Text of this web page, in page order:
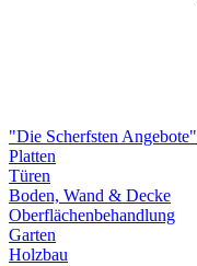
"Die Scherfsten Angebote"
Platten
Türen
Boden, Wand & Decke
Oberflächenbehandlung
Garten
Holzbau